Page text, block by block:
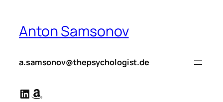
springen
Anton Samsonov
a.samsonov@thepsychologist.de
LinkedIn
Amazon